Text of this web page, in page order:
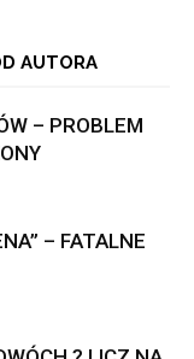
AUTORA
– PROBLEM
– FATALNE